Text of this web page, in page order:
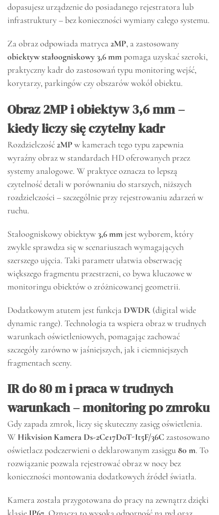
dopasujesz urządzenie do posiadanego rejestratora lub
infrastruktury – bez konieczności wymiany całego systemu.
Za obraz odpowiada matryca2MP, a zastosowany
obiektyw stałoogniskowy 3,6 mmpomaga uzyskać szeroki,
praktyczny kadr do zastosowań typu monitoring wejść,
korytarzy, parkingów czy obszarów wokół obiektu.
Obraz 2MP i obiektyw 3,6 mm –
kiedy liczy się czytelny kadr
Rozdzielczość2MPw kamerach tego typu zapewnia
wyraźny obraz w standardach HD oferowanych przez
systemy analogowe. W praktyce oznacza to lepszą
czytelność detali w porównaniu do starszych, niższych
rozdzielczości – szczególnie przy rejestrowaniu zdarzeń w
ruchu.
Stałoogniskowy obiektyw3,6 mm jest wyborem, który
zwykle sprawdza się w scenariuszach wymagających
szerszego ujęcia. Taki parametr ułatwia obserwację
większego fragmentu przestrzeni, co bywa kluczowe w
monitoringu obiektów o zróżnicowanej geometrii.
Dodatkowym atutem jest funkcja DWDR (digital wide
dynamic range). Technologia ta wspiera obraz w trudnych
warunkach oświetleniowych, pomagając zachować
szczegóły zarówno w jaśniejszych, jak i ciemniejszych
fragmentach sceny.
IR do 80 m i praca w trudnych
warunkach – monitoring po zmroku
Gdy zapada zmrok, liczy się skuteczny zasięg oświetlenia.
W Hikvision Kamera Ds-2Ce17D0T-It5F/36Czastosowano
oświetlacz podczerwieni o deklarowanym zasięgu80 m. To
rozwiązanie pozwala rejestrować obraz w nocy bez
konieczności montowania dodatkowych źródeł światła.
Kamera została przygotowana do pracy na zewnątrz dzięki